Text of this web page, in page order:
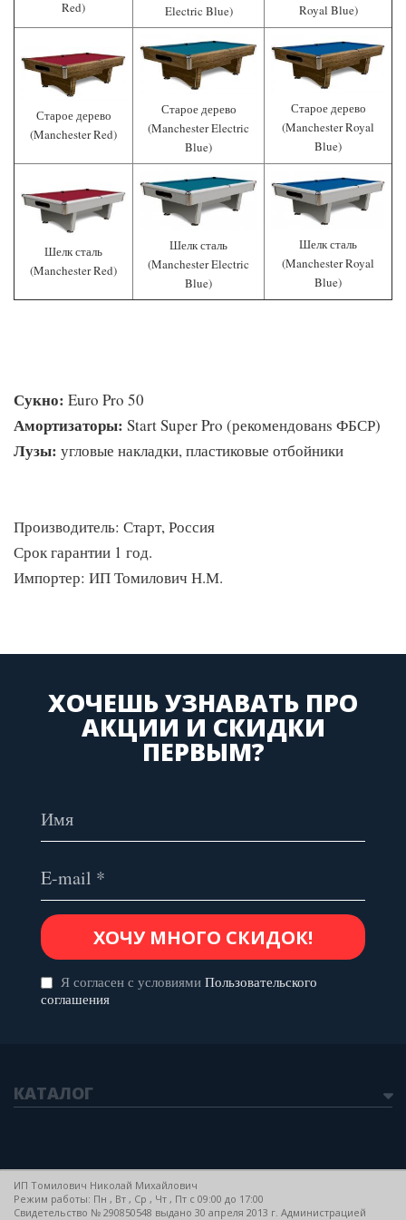
Red)
Electric Blue)
Royal Blue)
Старое дерево
(Manchester Red)
Старое дерево
(Manchester Electric
Blue)
Старое дерево
(Manchester Royal
Blue)
Шелк сталь
(Manchester Red)
Шелк сталь
(Manchester Electric
Blue)
Шелк сталь
(Manchester Royal
Blue)
Сукно: Euro Pro 50
Амортизаторы: Start Super Pro (рекомендованs ФБСР)
Лузы: угловые накладки, пластиковые отбойники
Производитель: Старт, Россия
Срок гарантии 1 год.
Импортер: ИП Томилович Н.М.
ХОЧЕШЬ УЗНАВАТЬ ПРО
АКЦИИ И СКИДКИ
ПЕРВЫМ?
Я согласен с условиями Пользовательского
соглашения
КАТАЛОГ
ИП Томилович Николай Михайлович
Режим работы: Пн , Вт , Ср , Чт , Пт c 09:00 до 17:00
Свидетельство № 290850548 выдано 30 апреля 2013 г. Администрацией